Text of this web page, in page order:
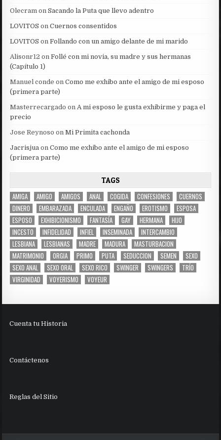
Olecram onSacando la Puta que llevo adentro
LOVITOS onCuernos consentidos
LOVITOS onFollando con un amigo delante de mi marido
Alisonr12 onFollé con mi novia, su madre y sus hermanas
(Capítulo 1)
Manuel conde onComo me exhibo ante el amigo de mi esposo
(primera parte)
Masterrecargado onA mi esposo le gusta exhibirme y paga el
precio
Jose Reynoso onMi Primita cachonda
Jacrisjua onComo me exhibo ante el amigo de mi esposo
(primera parte)
TAGS
AMIGA AMIGO AMIGOS ANAL COGIDA CONFESIONES
CUERNOS
DINERO
EMBARAZADA ENCULADA ENGAÑO EROTISMO
ESPOSA
ESPOSO
EXHIBICIONISMO FANTASÍA GAY HERMANA
HIJO
INCESTO
INFIDELIDAD INFIEL INSEMINADA
INTERCAMBIO
LESBIANA
LESBIANAS MADRE MADURA
MASTURBACION
MATRIMONIO
ORGIA PRIMO PUTA SEDUCCION SEMEN
SEXO
SEXO ANAL
SEXO ORAL SEXO RICO SWINGER SWINGERS
TRÍO
VIRGINIDAD
VOYERISMO VOYEUR
Cuenta tu Historia
Contáctenos
Reglas del Sitio